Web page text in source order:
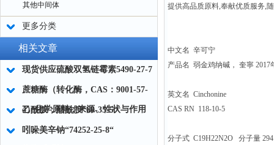
其他中间体
更多分类
相关文章
现货供应硫酸双氢链霉素5490-27-7
蔗糖酶（转化酶，CAS：9001-57-
4）化学原料：来源、性状与作用
乙酰胺；醋酰胺“60-35-5“
吲哚美辛钠“74252-25-8“
提供高品质原料,奉献优质服务,
中文名 辛可宁
产品名 弱金鸡纳碱， 奎寧 2017
英文名 Cinchonine
CAS RN 118-10-5
分子式 C19H22N2O 分子量